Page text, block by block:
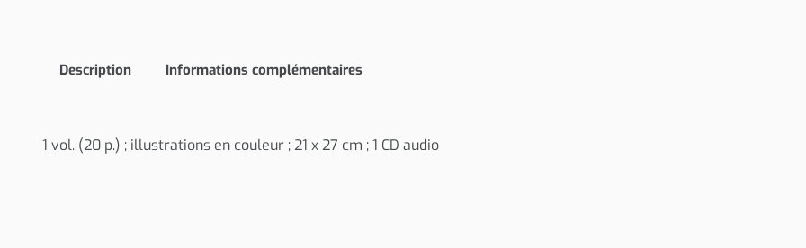
Description Informations complémentaires
1 vol. (20 p.) ; illustrations en couleur ; 21 x 27 cm ; 1 CD audio